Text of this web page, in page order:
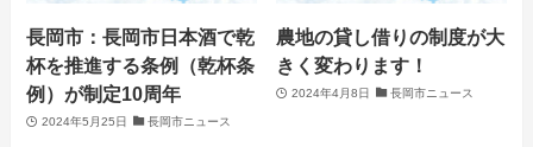
長岡市：長岡市日本酒で乾
杯を推進する条例（乾杯条
例）が制定10周年
2024年5月25日 長岡市ニュース
農地の貸し借りの制度が大
きく変わります！
2024年4月8日 長岡市ニュース